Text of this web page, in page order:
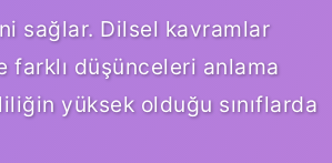
sağlar. Dilsel kavramlar
farklı düşünceleri anlama
yüksek olduğu sınıflarda